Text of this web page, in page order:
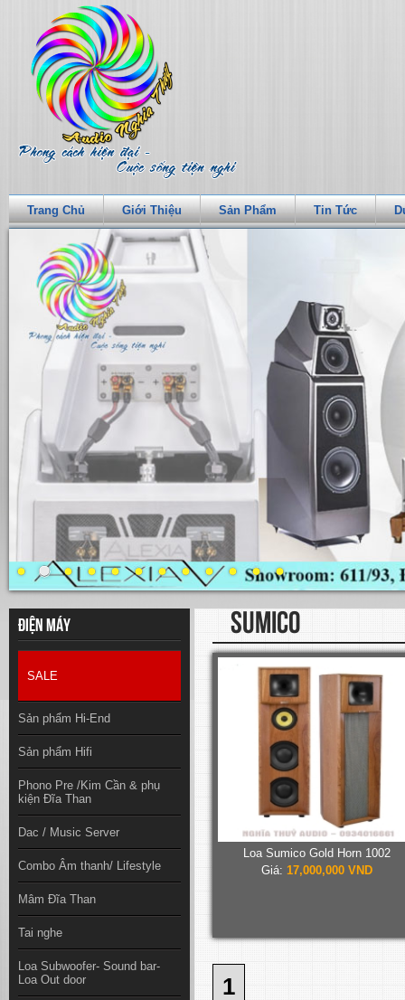
Trang Chủ Giới Thiệu Sản Phẩm Tin Tức
Điện máy
SALE
Sản phẩm Hi-End
Sản phẩm Hifi
Phono Pre /Kim Cần & phụ
kiện Đĩa Than
Dac / Music Server
Combo Âm thanh/ Lifestyle
Mâm Đĩa Than
Tai nghe
Loa Subwoofer- Sound bar-
Loa Out door
SUMICO
Loa Sumico Gold Horn 1002
Giá: 17,000,000 VND
1